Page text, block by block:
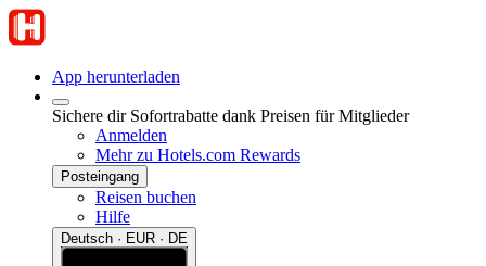
App herunterladen
Sichere dir Sofortrabatte dank Preisen für Mitglieder
Anmelden
Mehr zu Hotels.com Rewards
Posteingang
Reisen buchen
Hilfe
Deutsch · EUR · DE